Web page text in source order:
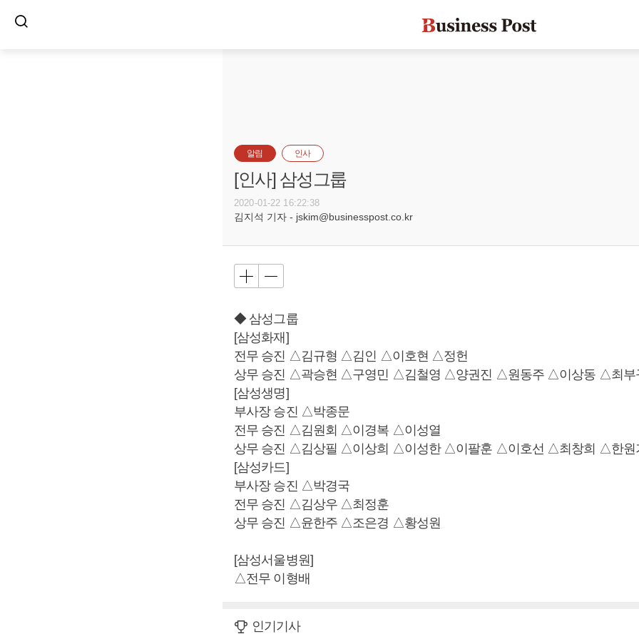
알림 인사
[인사] 삼성그룹
2020-01-22 16:22:38
김지석 기자 - jskim@businesspost.co.kr
◆ 삼성그룹
[삼성화재]
전무 승진 △김규형 △김인 △이호현 △정헌
상무 승진 △곽승현 △구영민 △김철영 △양권진 △원동주 △이상동 △최부
[삼성생명]
부사장 승진 △박종문
전무 승진 △김원회 △이경복 △이성열
상무 승진 △김상필 △이상희 △이성한 △이팔훈 △이호선 △최창희 △한원
[삼성카드]
부사장 승진 △박경국
전무 승진 △김상우 △최정훈
상무 승진 △윤한주 △조은경 △황성원
[삼성서울병원]
△전무 이형배
인기기사